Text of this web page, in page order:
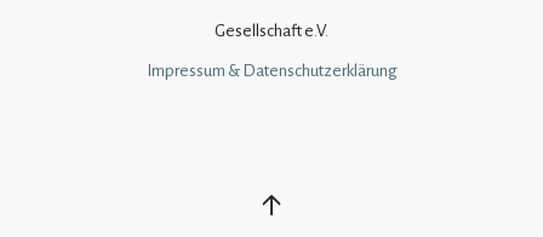
Gesellschaft e.V.
Impressum & Datenschutzerklärung